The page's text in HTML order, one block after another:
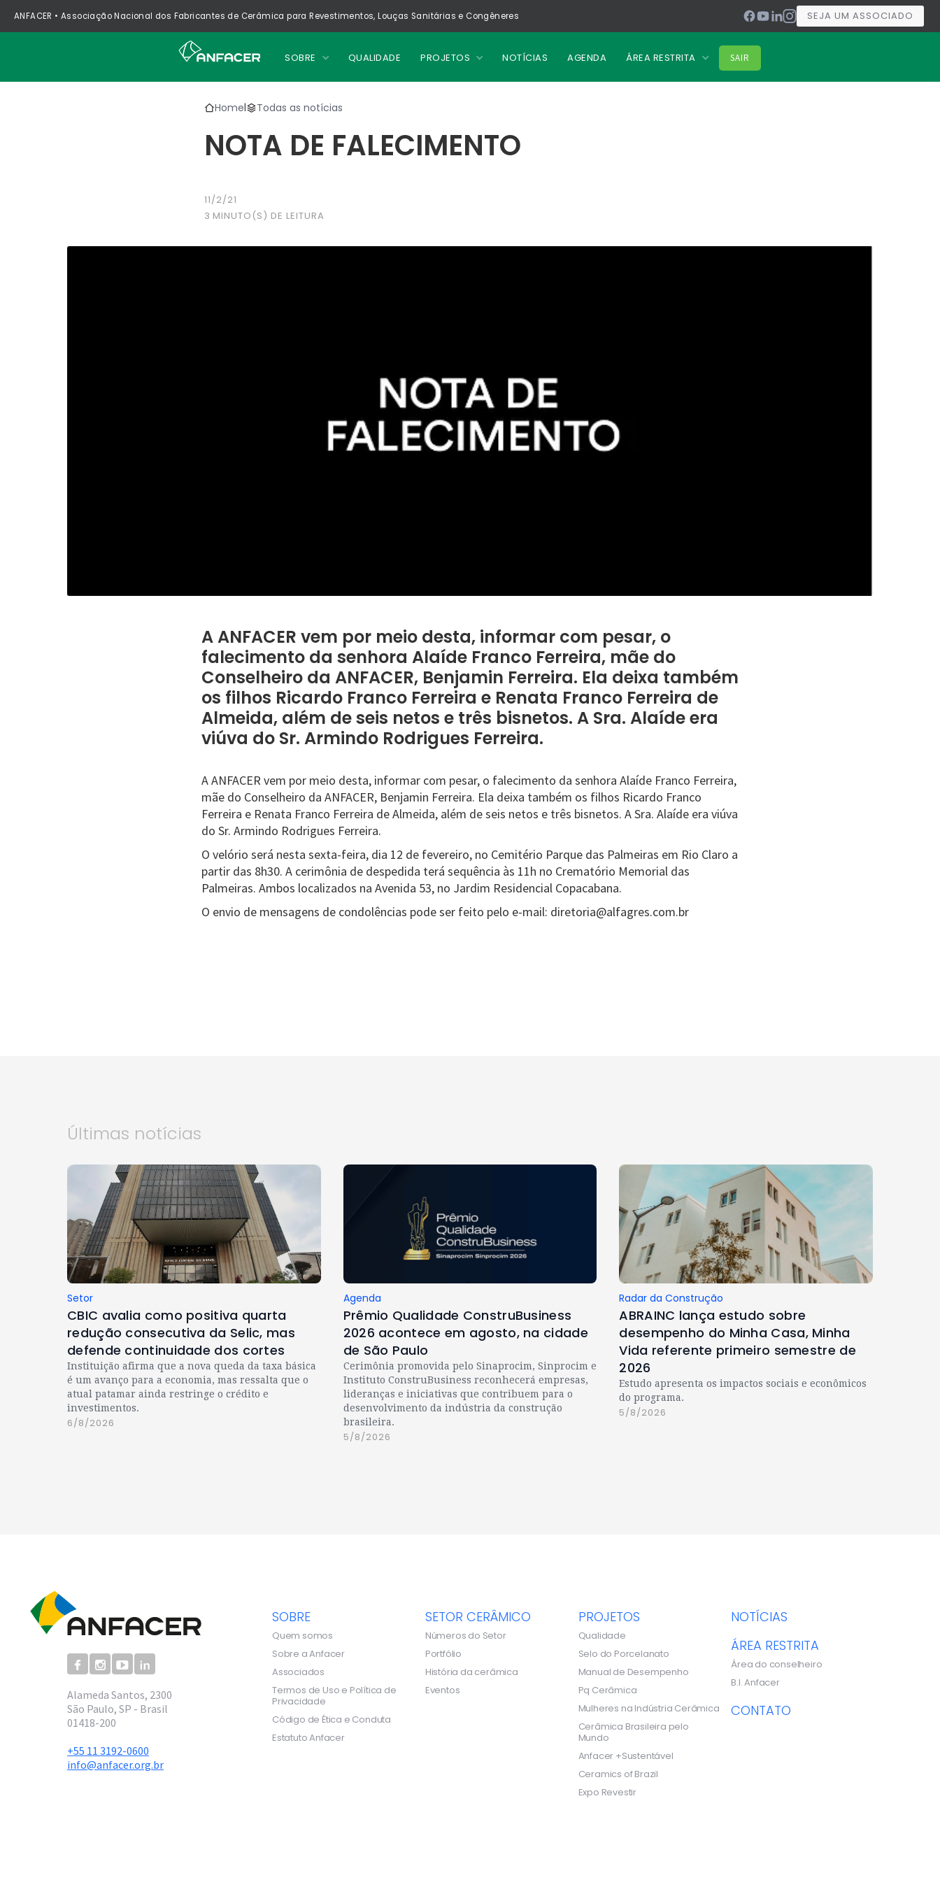
ANFACER • Associação Nacional dos Fabricantes de Cerâmica para Revestimentos, Louças Sanitárias e Congêneres SEJA UM ASSOCIADO
SOBRE QUALIDADE PROJETOS NOTÍCIAS AGENDA ÁREA RESTRITA SAIR
Home| Todas as notícias
NOTA DE FALECIMENTO
11/2/21
3 MINUTO(S) DE LEITURA
A ANFACER vem por meio desta, informar com pesar, o
falecimento da senhora Alaíde Franco Ferreira, mãe do
Conselheiro da ANFACER, Benjamin Ferreira. Ela deixa também
os filhos Ricardo Franco Ferreira e Renata Franco Ferreira de
Almeida, além de seis netos e três bisnetos. A Sra. Alaíde era
viúva do Sr. Armindo Rodrigues Ferreira.
A ANFACER vem por meio desta, informar com pesar, o falecimento da senhora Alaíde Franco Ferreira,
mãe do Conselheiro da ANFACER, Benjamin Ferreira. Ela deixa também os filhos Ricardo Franco
Ferreira e Renata Franco Ferreira de Almeida, além de seis netos e três bisnetos. A Sra. Alaíde era viúva
do Sr. Armindo Rodrigues Ferreira.
O velório será nesta sexta-feira, dia 12 de fevereiro, no Cemitério Parque das Palmeiras em Rio Claro a
partir das 8h30. A cerimônia de despedida terá sequência às 11h no Crematório Memorial das
Palmeiras. Ambos localizados na Avenida 53, no Jardim Residencial Copacabana.
O envio de mensagens de condolências pode ser feito pelo e-mail: diretoria@alfagres.com.br
Últimas notícias
Setor
CBIC avalia como positiva quarta
redução consecutiva da Selic, mas
defende continuidade dos cortes
Instituição afirma que a nova queda da taxa básica
é um avanço para a economia, mas ressalta que o
atual patamar ainda restringe o crédito e
investimentos.
6/8/2026
Agenda
Prêmio Qualidade ConstruBusiness
2026 acontece em agosto, na cidade
de São Paulo
Cerimônia promovida pelo Sinaprocim, Sinprocim e
Instituto ConstruBusiness reconhecerá empresas,
lideranças e iniciativas que contribuem para o
desenvolvimento da indústria da construção
brasileira.
5/8/2026
Radar da Construção
ABRAINC lança estudo sobre
desempenho do Minha Casa, Minha
Vida referente primeiro semestre de
2026
Estudo apresenta os impactos sociais e econômicos
do programa.
5/8/2026
Alameda Santos, 2300
São Paulo, SP - Brasil
01418-200
+55 11 3192-0600
info@anfacer.org.br
SOBRE
Quem somos
Sobre a Anfacer
Associados
Termos de Uso e Política de
Privacidade
Código de Ética e Conduta
Estatuto Anfacer
SETOR CERÂMICO
Números do Setor
Portfólio
História da cerâmica
Eventos
PROJETOS
Qualidade
Selo do Porcelanato
Manual de Desempenho
Pq Cerâmica
Mulheres na Indústria Cerâmica
Cerâmica Brasileira pelo
Mundo
Anfacer +Sustentável
Ceramics of Brazil
Expo Revestir
NOTÍCIAS
ÁREA RESTRITA
Área do conselheiro
B.I. Anfacer
CONTATO